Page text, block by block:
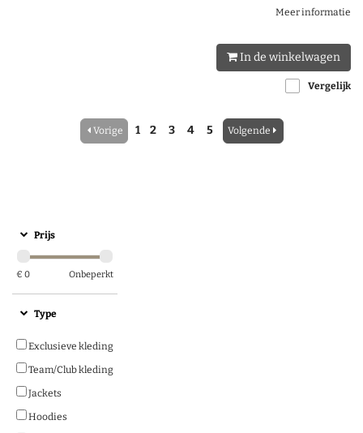
Meer informatie
In de winkelwagen
Vergelijk
Vorige 1 2 3 4 5 Volgende
Prijs
€ 0 Onbeperkt
Type
Exclusieve kleding
Team/Club kleding
Jackets
Hoodies